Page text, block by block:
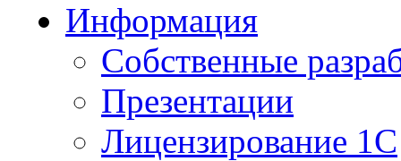
Информация
Собственные
Презентации
Лицензирование 1С